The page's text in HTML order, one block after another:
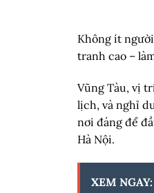
Không ít
tranh cao –
Vũng Tàu, vị
lịch, và nghỉ
nơi đáng để
Hà Nội.
XEM NGAY: